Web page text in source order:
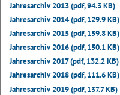
Jahresarchiv 2013 (pdf, 94.3 KB)
Jahresarchiv 2014 (pdf, 129.9 KB)
Jahresarchiv 2015 (pdf, 159.8 KB)
Jahresarchiv 2016 (pdf, 150.1 KB)
Jahresarchiv 2017 (pdf, 132.2 KB)
Jahresarchiv 2018 (pdf, 111.6 KB)
Jahresarchiv 2019 (pdf, 137.7 KB)